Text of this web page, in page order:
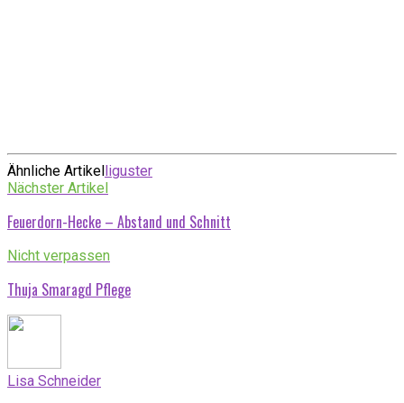
Ähnliche Artikelliguster
Nächster Artikel
Feuerdorn-Hecke – Abstand und Schnitt
Nicht verpassen
Thuja Smaragd Pflege
Lisa Schneider